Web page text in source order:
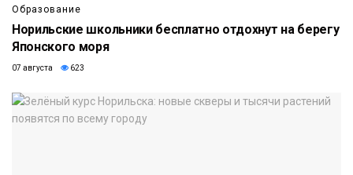
Образование
Норильские школьники бесплатно отдохнут на берегу
Японского моря
07 августа 623